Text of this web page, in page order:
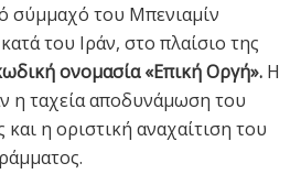
σύμμαχό του Μπενιαμίν
του Ιράν, στο πλαίσιο της
ονομασία «Επική Οργή». Η
η ταχεία αποδυνάμωση του
η οριστική αναχαίτιση του